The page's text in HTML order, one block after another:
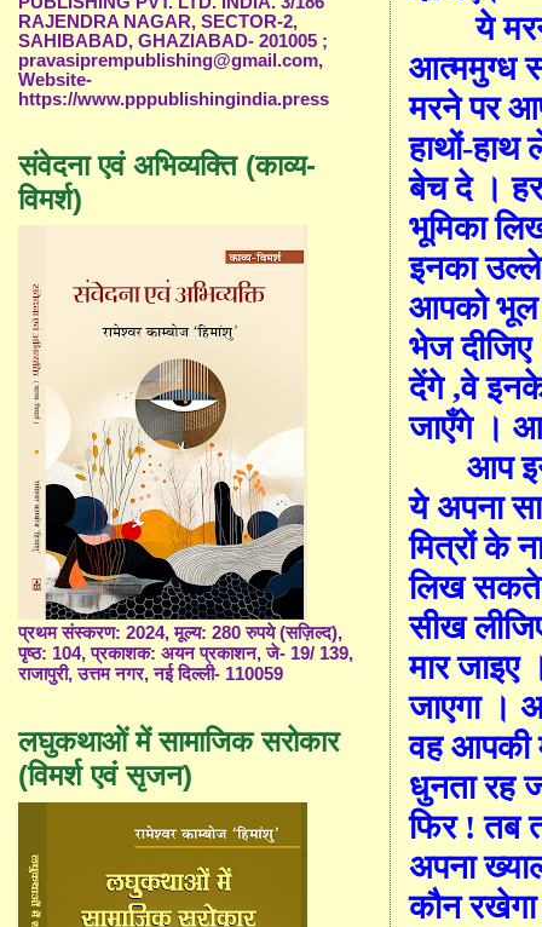
ये
आत्ममुग्ध
मरने पर
हाथों-हाथ
बेच दे । हर
भूमिका
इनका
आपको भूल
भेज
देंगे ,वे
जाएँगे ।
आप
ये अपना
मित्रों के
लिख सकते
सीख
मार जाइए
जाएगा ।
वह आपकी
धुनता रह
फिर ! तब
अपना
कौन
RAJENDRA NAGAR, SECTOR-2,
SAHIBABAD, GHAZIABAD- 201005 ;
pravasiprempublishing@gmail.com,
Website-
https://www.pppublishingindia.press
संवेदना एवं अभिव्यक्ति (काव्य-
विमर्श)
प्रथम संस्करण: 2024, मूल्य: 280 रुपये (सज़िल्द),
पृष्ठ: 104, प्रकाशक: अयन प्रकाशन, जे- 19/ 139,
राजापुरी, उत्तम नगर, नई दिल्ली- 110059
लघुकथाओं में सामाजिक सरोकार
(विमर्श एवं सृजन)